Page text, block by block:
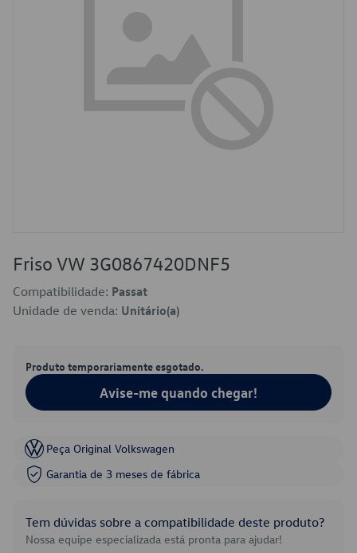
Friso VW 3G0867420DNF5
Compatibilidade: Passat
Unidade de venda: Unitário(a)
Produto temporariamente esgotado.
Avise-me quando chegar!
Peça Original Volkswagen
Garantia de 3 meses de fábrica
Tem dúvidas sobre a compatibilidade deste produto?
Nossa equipe especializada está pronta para ajudar!